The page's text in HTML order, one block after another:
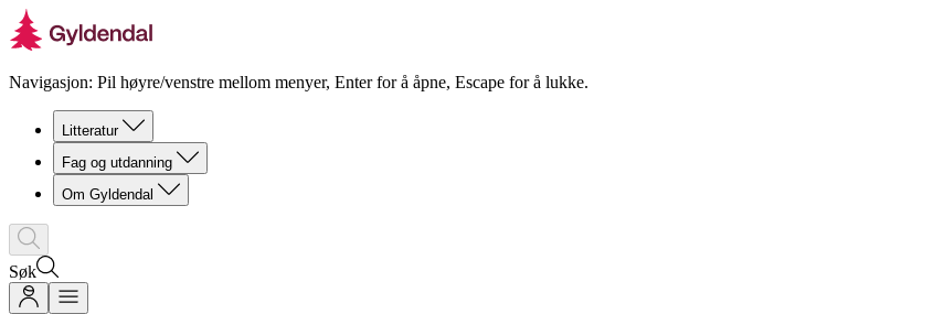
Navigasjon: Pil høyre/venstre mellom menyer, Enter for å åpne, Escape for å lukke.
Litteratur
Fag og utdanning
Om Gyldendal
Søk